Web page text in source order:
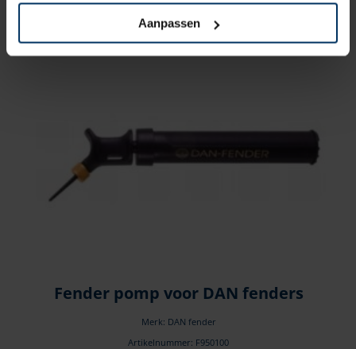
Aanpassen
Fender pomp voor DAN fenders
Merk: DAN fender
Artikelnummer: F950100